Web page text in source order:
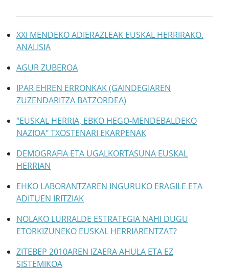
XXI MENDEKO ADIERAZLEAK EUSKAL HERRIRAKO.
ANALISIA
AGUR ZUBEROA
IPAR EHREN ERRONKAK (GAINDEGIAREN
ZUZENDARITZA BATZORDEA)
"EUSKAL HERRIA, EBKO HEGO-MENDEBALDEKO
NAZIOA" TXOSTENARI EKARPENAK
DEMOGRAFIA ETA UGALKORTASUNA EUSKAL
HERRIAN
EHKO LABORANTZAREN INGURUKO ERAGILE ETA
ADITUEN IRITZIAK
NOLAKO LURRALDE ESTRATEGIA NAHI DUGU
ETORKIZUNEKO EUSKAL HERRIARENTZAT?
ZITEBEP 2010AREN IZAERA AHULA ETA EZ
SISTEMIKOA